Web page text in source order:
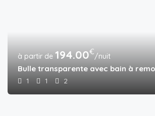
194.00€/nuit
Bulle transparente avec bain à
1 1 2